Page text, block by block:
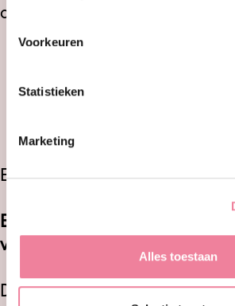
Voorkeuren
Statistieken
Marketing
Alles toestaan
deel door het aantal vragen in
Toewijding
Een uitgebreide score-uitleg
Bevlogenheid is te meten.
voeden.
Door ruimte te geven voor